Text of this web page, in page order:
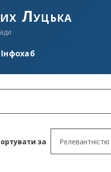
Луцька
Інфохаб
за